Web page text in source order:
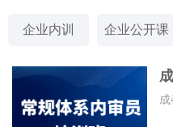
企业内训 企业公开课